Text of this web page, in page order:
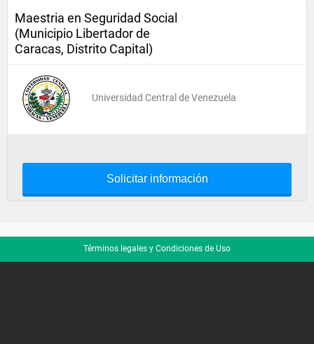
Maestria en Seguridad Social
(Municipio Libertador de
Caracas, Distrito Capital)
Universidad Central de Venezuela
Solicitar información
Términos legales y Condiciones de Uso